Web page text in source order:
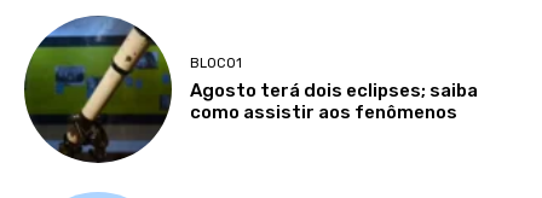
BLOCO1
Agosto terá dois eclipses; saiba
como assistir aos fenômenos